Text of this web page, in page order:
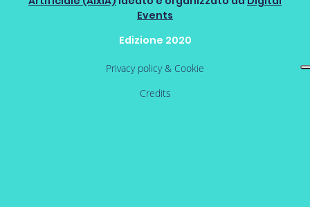
Events
Edizione 2020
Privacy policy & Cookie
Credits